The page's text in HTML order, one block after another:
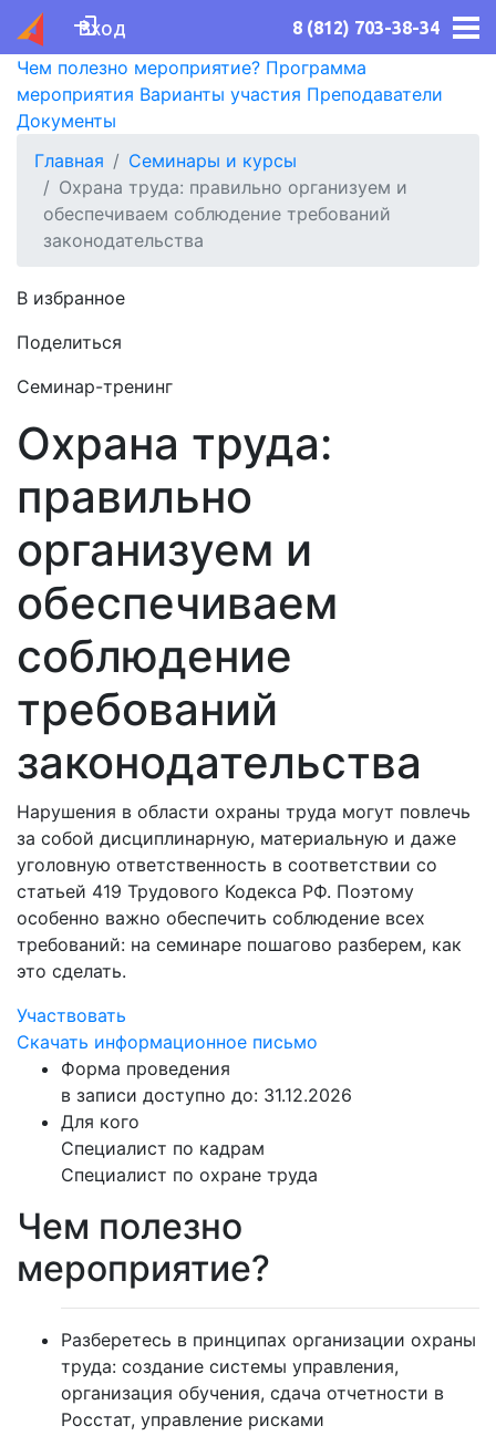
Вход 8 (812) 703-38-34
Чем полезно мероприятие? Программа
мероприятия Варианты участия Преподаватели
Документы
Главная
Семинары и курсы
Охрана труда: правильно организуем и
обеспечиваем соблюдение требований
законодательства
В избранное
Поделиться
Семинар-тренинг
Охрана труда:
правильно
организуем и
обеспечиваем
соблюдение
требований
законодательства
Нарушения в области охраны труда могут повлечь
за собой дисциплинарную, материальную и даже
уголовную ответственность в соответствии со
статьей 419 Трудового Кодекса РФ. Поэтому
особенно важно обеспечить соблюдение всех
требований: на семинаре пошагово разберем, как
это сделать.
Участвовать
Скачать информационное письмо
Форма проведения
в записи доступно до: 31.12.2026
Для кого
Специалист по кадрам
Специалист по охране труда
Чем полезно
мероприятие?
Разберетесь в принципах организации охраны
труда: создание системы управления,
организация обучения, сдача отчетности в
Росстат, управление рисками